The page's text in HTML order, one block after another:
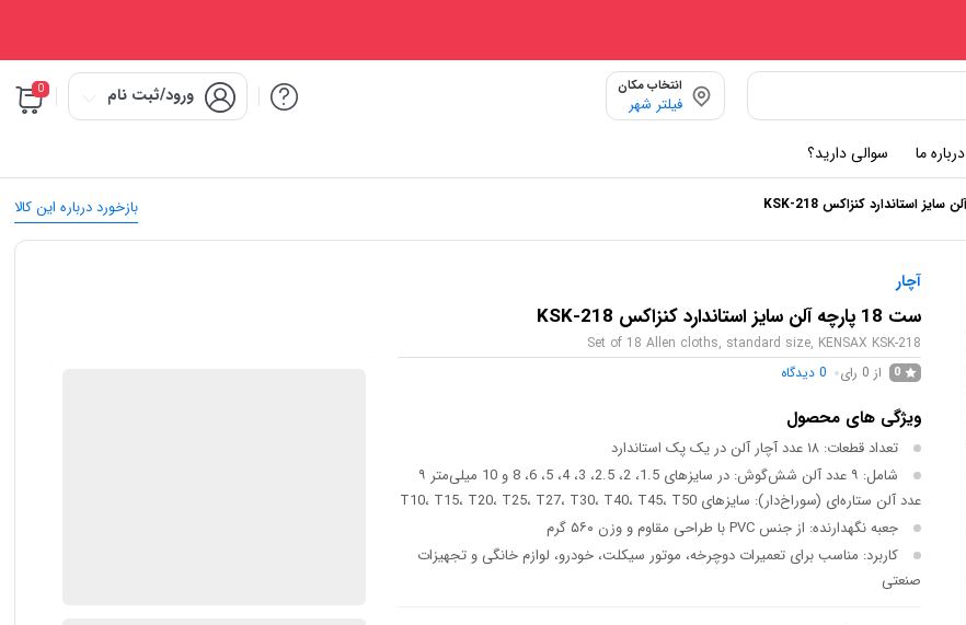
انتخاب مکان
فیلتر شهر ورود/ثبت نام 0
درباره ما سوالی دارید؟
بازخورد درباره این کالا
آچار
ست 18 پارچه آلن سایز استاندارد کنزاکس KSK-218
Set of 18 Allen cloths, standard size, KENSAX KSK-218
0 از 0 رای 0 دیدگاه
ویژگی های محصول
تعداد قطعات: ۱۸ عدد آچار آلن در یک پک استاندارد
شامل: ۹ عدد آلن شش‌گوش: در سایزهای 1.5، 2، 2.5، 3، 4، 5، 6، 8 و 10 میلی‌متر ۹
عدد آلن ستاره‌ای (سوراخ‌دار): سایزهای T10، T15، T20، T25، T27، T30، T40، T45، T50
جعبه نگهدارنده: از جنس PVC با طراحی مقاوم و وزن ۵۶۰ گرم
کاربرد: مناسب برای تعمیرات دوچرخه، موتور سیکلت، خودرو، لوازم خانگی و تجهیزات
صنعتی